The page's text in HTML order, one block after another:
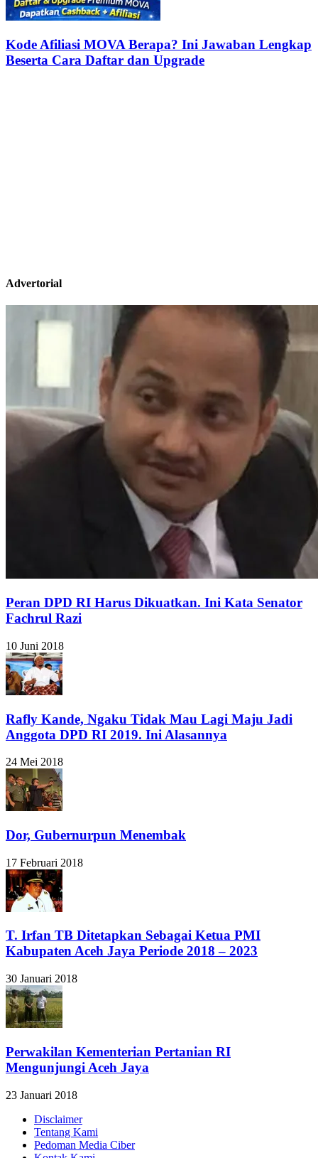
Kode Afiliasi MOVA Berapa? Ini Jawaban Lengkap
Beserta Cara Daftar dan Upgrade
Advertorial
Peran DPD RI Harus Dikuatkan. Ini Kata Senator
Fachrul Razi
10 Juni 2018
Rafly Kande, Ngaku Tidak Mau Lagi Maju Jadi
Anggota DPD RI 2019. Ini Alasannya
24 Mei 2018
Dor, Gubernurpun Menembak
17 Februari 2018
T. Irfan TB Ditetapkan Sebagai Ketua PMI
Kabupaten Aceh Jaya Periode 2018 – 2023
30 Januari 2018
Perwakilan Kementerian Pertanian RI
Mengunjungi Aceh Jaya
23 Januari 2018
Disclaimer
Tentang Kami
Pedoman Media Ciber